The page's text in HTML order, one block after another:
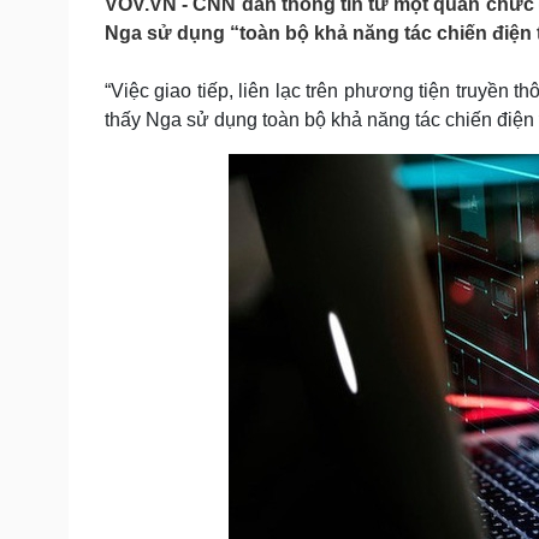
Tin nóng
Tư vấn luật
Việt Nam
Phân tích
Sức khỏe
Đời sống
Nhà đẹp
Tình yêu - Gia đình
VOV.VN - CNN dẫn thông tin từ một quan
Nga sử dụng “toàn bộ khả năng tác chiến
“Việc giao tiếp, liên lạc trên phương tiện truyền
thấy Nga sử dụng toàn bộ khả năng tác chiến điện